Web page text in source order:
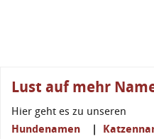
Lust auf mehr
Hier geht es zu unseren
Hundenamen |